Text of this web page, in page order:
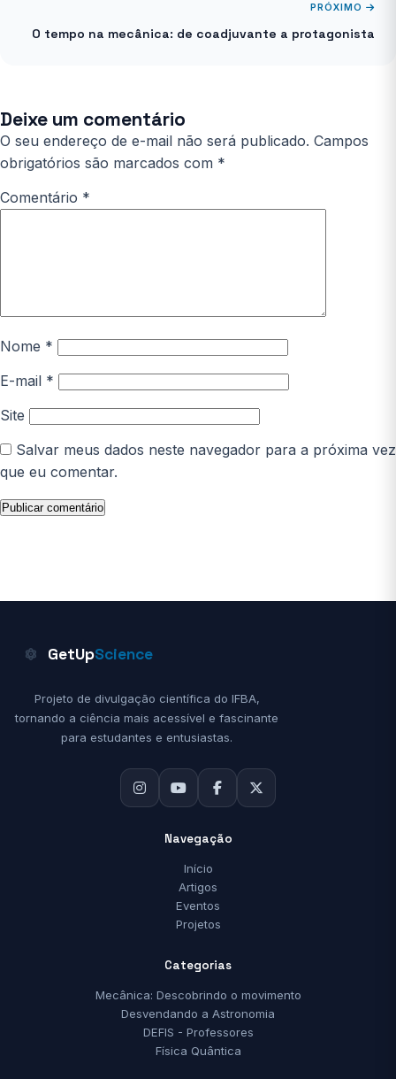
PRÓXIMO
O tempo na mecânica: de coadjuvante a protagonista
Deixe um comentário
O seu endereço de e-mail não será publicado. Campos
obrigatórios são marcados com *
Comentário *
Nome *
E-mail *
Site
Salvar meus dados neste navegador para a próxima vez
que eu comentar.
GetUpScience
Projeto de divulgação científica do IFBA,
tornando a ciência mais acessível e fascinante
para estudantes e entusiastas.
Navegação
Início
Artigos
Eventos
Projetos
Categorias
Mecânica: Descobrindo o movimento
Desvendando a Astronomia
DEFIS - Professores
Física Quântica